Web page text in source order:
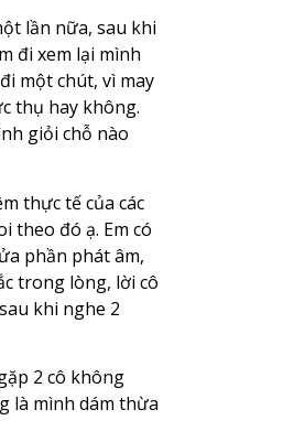
lần nữa, sau khi
đi xem lại mình
một chút, vì may
thụ hay không.
giỏi chỗ nào
thực tế của các
theo đó ạ. Em có
phần phát âm,
trong lòng, lời cô
khi nghe 2
2 cô không
là mình dám thừa